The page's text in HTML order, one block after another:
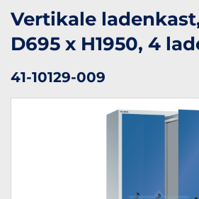
Vertikale
D695 x H1950, 4
41-10129-009